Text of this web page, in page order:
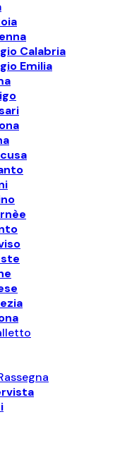
Calabria
Emilia